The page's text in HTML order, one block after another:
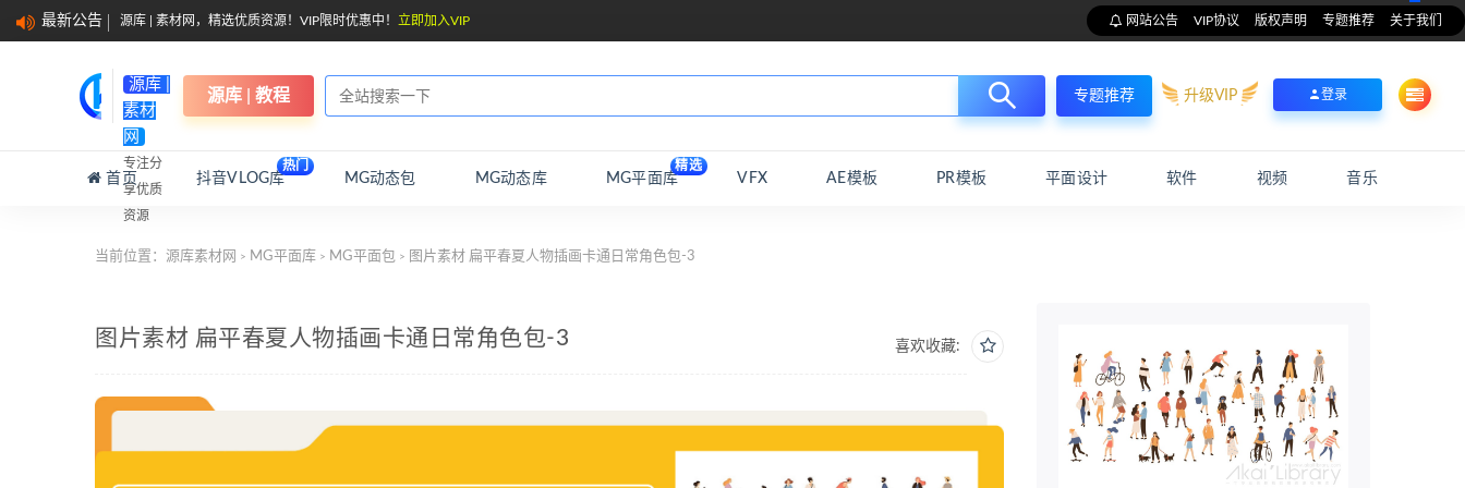
最新公告 源库 | 素材网，精选优质资源！VIP限时优惠中！ 立即加入VIP 网站公告 VIP协议 版权声明 专题推荐 关于我们
源库 |
素材
网
专注分
享优质
资源
源库 | 教程 专题推荐 升级VIP 登录
首页 抖音VLOG库
热门
MG动态包 MG动态库 MG平面库
精选
VFX AE模板 PR模板 平面设计 软件 视频 音乐
当前位置： 源库素材网 > MG平面库 > MG平面包 > 图片素材 扁平春夏人物插画卡通日常角色包-3
喜欢收藏:
图片素材 扁平春夏人物插画卡通日常角色包-3